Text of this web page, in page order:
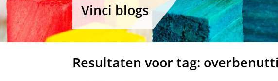
Vinci blogs
Resultaten voor tag: